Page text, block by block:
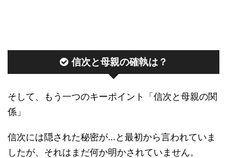
信次と母親の確執は？
そして、もう一つのキーポイント「信次と母親の関
係」
信次には隠された秘密が…と最初から言われていま
したが、それはまだ何か明かされていません。